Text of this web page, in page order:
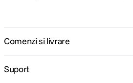
Comenzi si livrare
Suport